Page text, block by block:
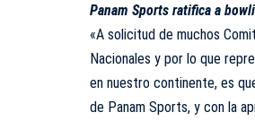
Panam Sports ratifica a
«A solicitud de muchos
Nacionales y por lo que
en nuestro continente, es
de Panam Sports, y con la